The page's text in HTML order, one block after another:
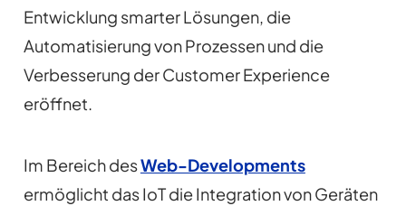
Entwicklung smarter Lösungen, die
Automatisierung von Prozessen und die
Verbesserung der Customer Experience
eröffnet.
Im Bereich desWeb-Developments
ermöglicht das IoT die Integration von Geräten